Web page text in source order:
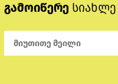
გამოიწერე სიახლე